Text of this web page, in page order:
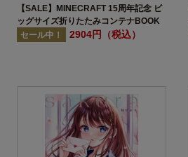
【SALE】MINECRAFT 15周年記念 ビ
ッグサイズ折りたたみコンテナBOOK
クリーパーver.
セール中！ 2904円（税込）